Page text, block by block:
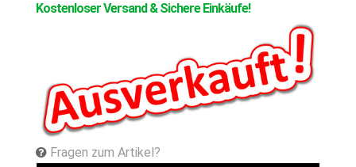
Kostenloser Versand & Sichere Einkäufe!
Fragen zum Artikel?